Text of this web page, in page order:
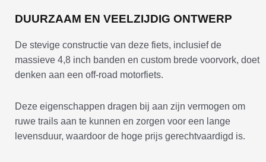
DUURZAAM EN VEELZIJDIG ONTWERP
De stevige constructie van deze fiets, inclusief de
massieve 4,8 inch banden en custom brede voorvork, doet
denken aan een off-road motorfiets.
Deze eigenschappen dragen bij aan zijn vermogen om
ruwe trails aan te kunnen en zorgen voor een lange
levensduur, waardoor de hoge prijs gerechtvaardigd is.